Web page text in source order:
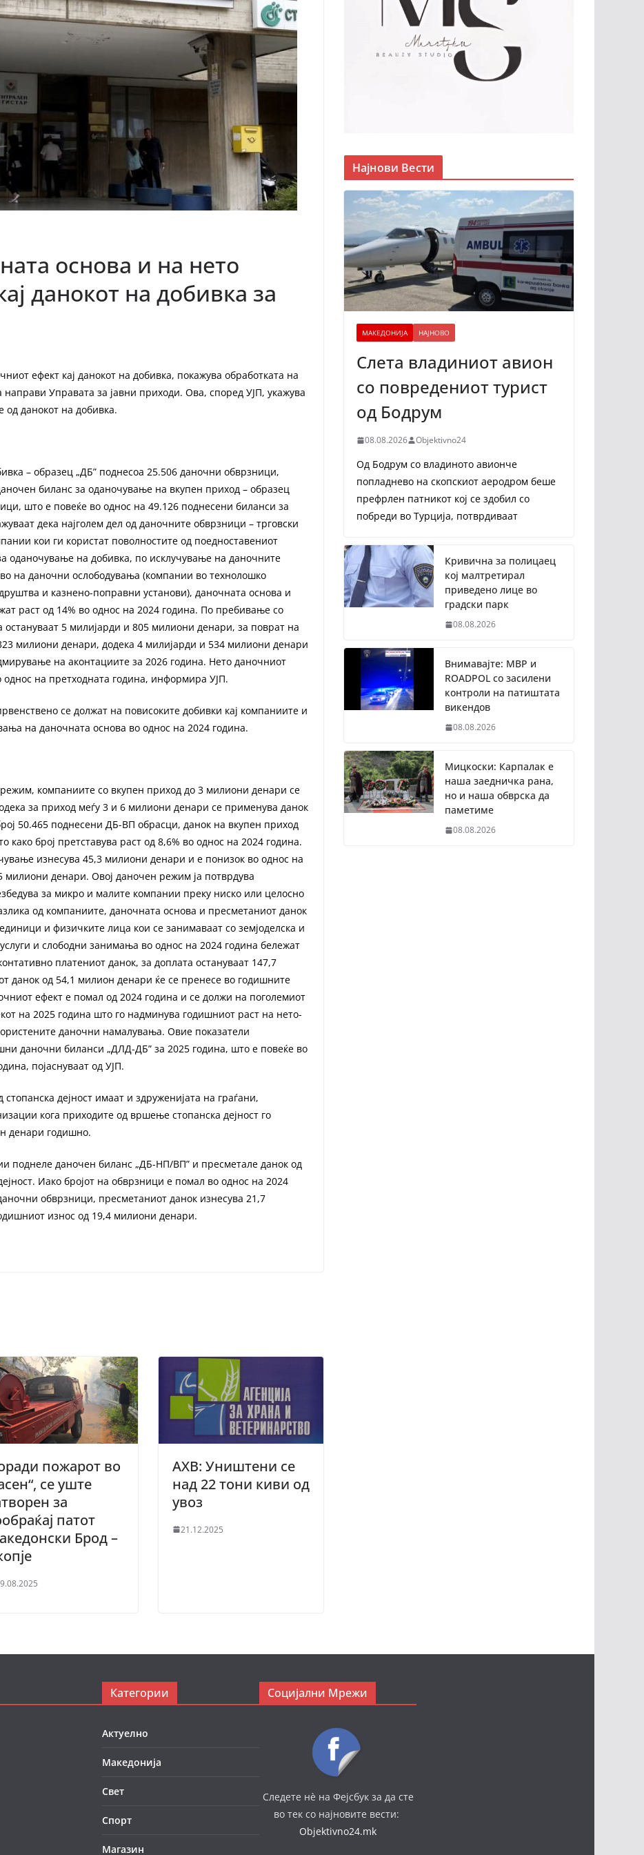
основа и на нето
данокот на добивка за
ефект кај данокот на добивка, покажува обработката на
Управата за јавни приходи. Ова, според УЈП, укажува
од данокот на добивка.
– образец „ДБ” поднесоа 25.506 даночни обврзници,
биланс за оданочување на вкупен приход – образец
што е повеќе во однос на 49.126 поднесени биланси за
дека најголем дел од даночните обврзници – трговски
кои ги користат поволностите од поедноставениот
оданочување на добивка, по исклучување на даночните
на даночни ослободувања (компании во технолошко
и казнено-поправни установи), даночната основа и
раст од 14% во однос на 2024 година. По пребивање со
остануваат 5 милијарди и 805 милиони денари, за поврат на
милиони денари, додека 4 милијарди и 534 милиони денари
на аконтациите за 2026 година. Нето даночниот
однос на претходната година, информира УЈП.
се должат на повисоките добивки кај компаниите и
на даночната основа во однос на 2024 година.
компаниите со вкупен приход до 3 милиони денари се
за приход меѓу 3 и 6 милиони денари се применува данок
50.465 поднесени ДБ-ВП обрасци, данок на вкупен приход
број претставува раст од 8,6% во однос на 2024 година.
изнесува 45,3 милиони денари и е понизок во однос на
милиони денари. Овој даночен режим ја потврдува
за микро и малите компании преку ниско или целосно
од компаниите, даночната основа и пресметаниот данок
и физичките лица кои се занимаваат со земјоделска и
и слободни занимања во однос на 2024 година бележат
платениот данок, за доплата остануваат 147,7
данок од 54,1 милион денари ќе се пренесе во годишните
ефект е помал од 2024 година и се должи на поголемиот
на 2025 година што го надминува годишниот раст на нето-
даночни намалувања. Овие показатели
даночни биланси „ДЛД-ДБ” за 2025 година, што е повеќе во
појаснуваат од УЈП.
дејност имаат и здруженијата на граѓани,
кога приходите од вршење стопанска дејност го
денари годишно.
поднеле даночен биланс „ДБ-НП/ВП” и пресметале данок од
Иако бројот на обврзници е помал во однос на 2024
обврзници, пресметаниот данок изнесува 21,7
износ од 19,4 милиони денари.
пожарот во
се уште
за
патот
Брод –
АХВ: Уништени се
над 22 тони киви од
увоз
21.12.2025
Најнови Вести
МАКЕДОНИЈА НАЈНОВО
Слета владиниот авион
со повредениот турист
од Бодрум
08.08.2026 Objektivno24
Од Бодрум со владиното авионче
попладнево на скопскиот аеродром беше
префрлен патникот кој се здобил со
побреди во Турција, потврдиваат
Кривична за полицаец
кој малтретирал
приведено лице во
градски парк
08.08.2026
Внимавајте: МВР и
ROADPOL со засилени
контроли на патиштата
викендов
08.08.2026
Мицкоски: Карпалак е
наша заедничка рана,
но и наша обврска да
паметиме
08.08.2026
Категории
Актуелно
Македонија
Свет
Спорт
Магазин
Социјални Мрежи
Следете нè на Фејсбук за да сте
во тек со најновите вести:
Objektivno24.mk